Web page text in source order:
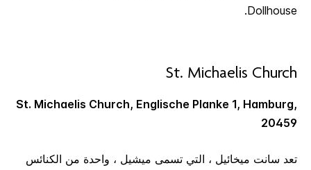
Dollhouse.
St. Michaelis Church
St. Michaelis Church, Englische Planke 1, Hamburg,
20459
تعد سانت ميخائيل ، التي تسمى ميشيل ، واحدة من الكنائس